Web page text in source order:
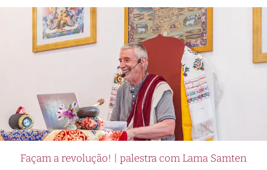
Façam a revolução! | palestra com Lama Samten